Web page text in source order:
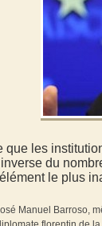
que les
du
le plus
Manuel Barroso,